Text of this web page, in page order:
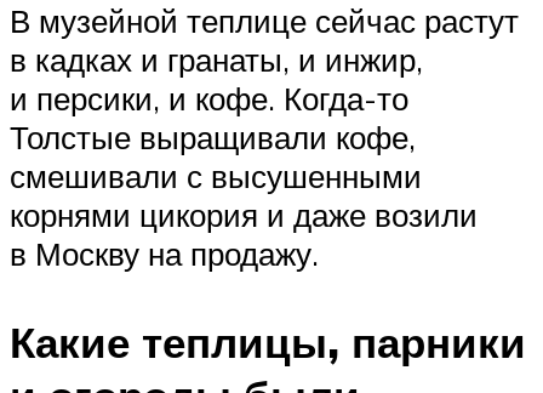
В музейной теплице сейчас растут
в кадках и гранаты, и инжир,
и персики, и кофе. Когда-то
Толстые выращивали кофе,
смешивали с высушенными
корнями цикория и даже возили
в Москву на продажу.
Какие теплицы, парники